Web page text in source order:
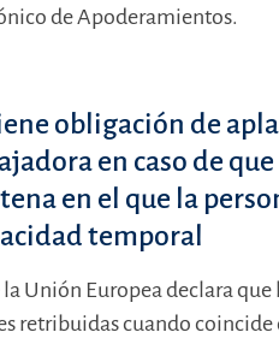
de Apoderamientos.
obligación de
en caso de
en el que la
temporal
la Unión Europea declara
retribuidas cuando coincide